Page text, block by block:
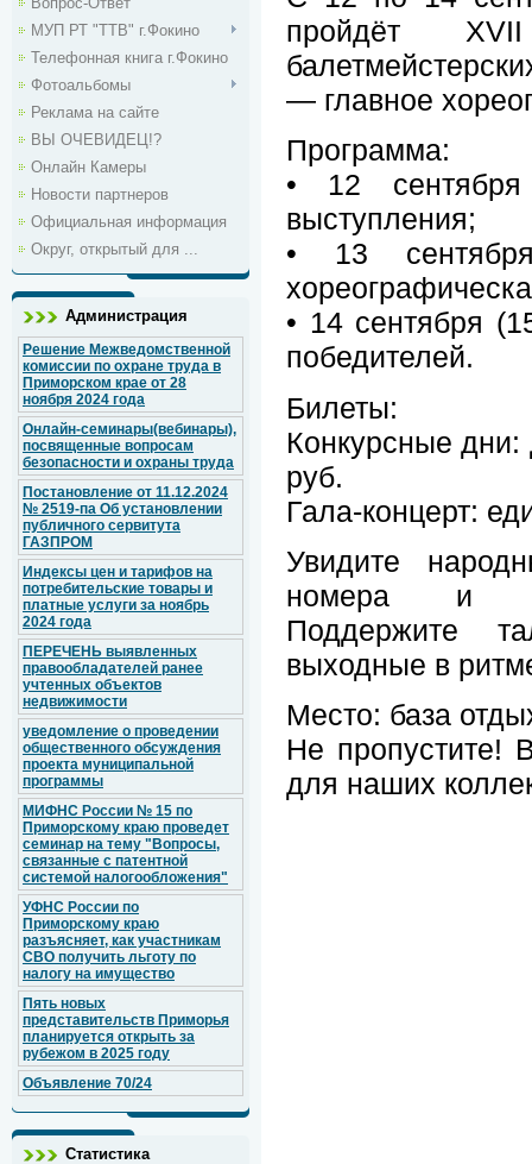
МУП РТ "ТТВ" г.Фокино
Телефонная книга г.Фокино
Фотоальбомы
Реклама на сайте
ВЫ ОЧЕВИДЕЦ!?
Онлайн Камеры
Новости партнеров
Официальная информация
Округ, открытый для ...
Администрация
Решение Межведомственной
комиссии по охране труда в
Приморском крае от 28
ноября 2024 года
Онлайн-семинары(вебинары),
посвященные вопросам
безопасности и охраны труда
Постановление от 11.12.2024
№ 2519-па Об установлении
публичного сервитута
ГАЗПРОМ
Индексы цен и тарифов на
потребительские товары и
платные услуги за ноябрь
2024 года
ПЕРЕЧЕНЬ выявленных
правообладателей ранее
учтенных объектов
недвижимости
уведомление о проведении
общественного обсуждения
проекта муниципальной
программы
МИФНС России № 15 по
Приморскому краю проведет
семинар на тему "Вопросы,
связанные с патентной
системой налогообложения"
УФНС России по
Приморскому краю
разъясняет, как участникам
СВО получить льготу по
налогу на имущество
Пять новых
представительств Приморья
планируется открыть за
рубежом в 2025 году
Объявление 70/24
Статистика
пройдёт
— главное
Программа:
• 12
выступления;
• 13
• 14 сентября
победителей.
Билеты:
Конкурсные
руб.
Гала-концерт:
Увидите
номера и
Поддержите
выходные в
Место: база
Не пропустите!
для наших